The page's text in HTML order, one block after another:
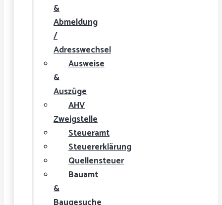
&
Abmeldung
/
Adresswechsel
Ausweise
&
Auszüge
AHV
Zweigstelle
Steueramt
Steuererklärung
Quellensteuer
Bauamt
&